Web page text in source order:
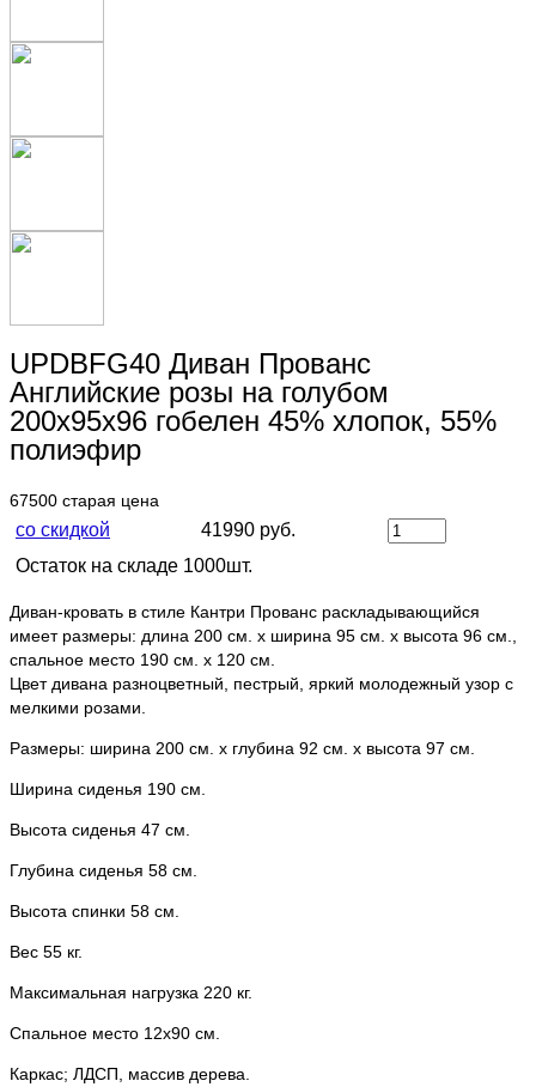
UPDBFG40 Диван Прованс
Английские розы на голубом
200х95х96 гобелен 45% хлопок, 55%
полиэфир
67500 старая цена
со скидкой
41990 руб.
Остаток на складе 1000шт.
Диван-кровать в стиле Кантри Прованс раскладывающийся
имеет размеры: длина 200 см. х ширина 95 см. х высота 96 см.,
спальное место 190 см. х 120 см.
Цвет дивана разноцветный, пестрый, яркий молодежный узор с
мелкими розами.
Размеры: ширина 200 см. х глубина 92 см. х высота 97 см.
Ширина сиденья 190 см.
Высота сиденья 47 см.
Глубина сиденья 58 см.
Высота спинки 58 см.
Вес 55 кг.
Максимальная нагрузка 220 кг.
Спальное место 12х90 см.
Каркас; ЛДСП, массив дерева.